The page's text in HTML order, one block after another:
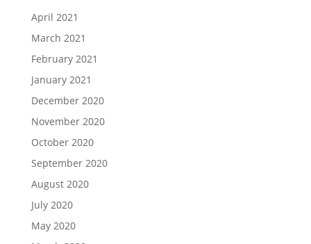
April 2021
March 2021
February 2021
January 2021
December 2020
November 2020
October 2020
September 2020
August 2020
July 2020
May 2020